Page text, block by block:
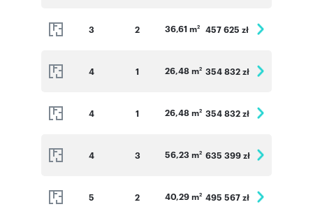
3 2 36,61 m2 457 625 zł
4 1 26,48 m2 354 832 zł
4 1 26,48 m2 354 832 zł
4 3 56,23 m2 635 399 zł
5 2 40,29 m2 495 567 zł